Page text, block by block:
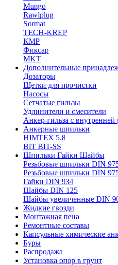
Mungo
Rawlplug
Sormat
TECH-KREP
КМР
Фиксар
MKT
Дополнительные
Дозаторы
Щетки для прочистки
Насосы
Сетчатые гильзы
Удлинители и смесители
Анкер-гильза с внутренней
Анкерные шпильки
HIMTEX 5.8
BIT BIT-SS
Шпильки Гайки Шайбы
Резьбовые шпильки DIN
Резьбовые шпильки DIN
Гайки DIN 934
Шайбы DIN 125
Шайбы увеличенные DIN
Жидкие гвозди
Монтажная пена
Ремонтные составы
Капсульные химические
Буры
Распродажа
Установка опор в грунт